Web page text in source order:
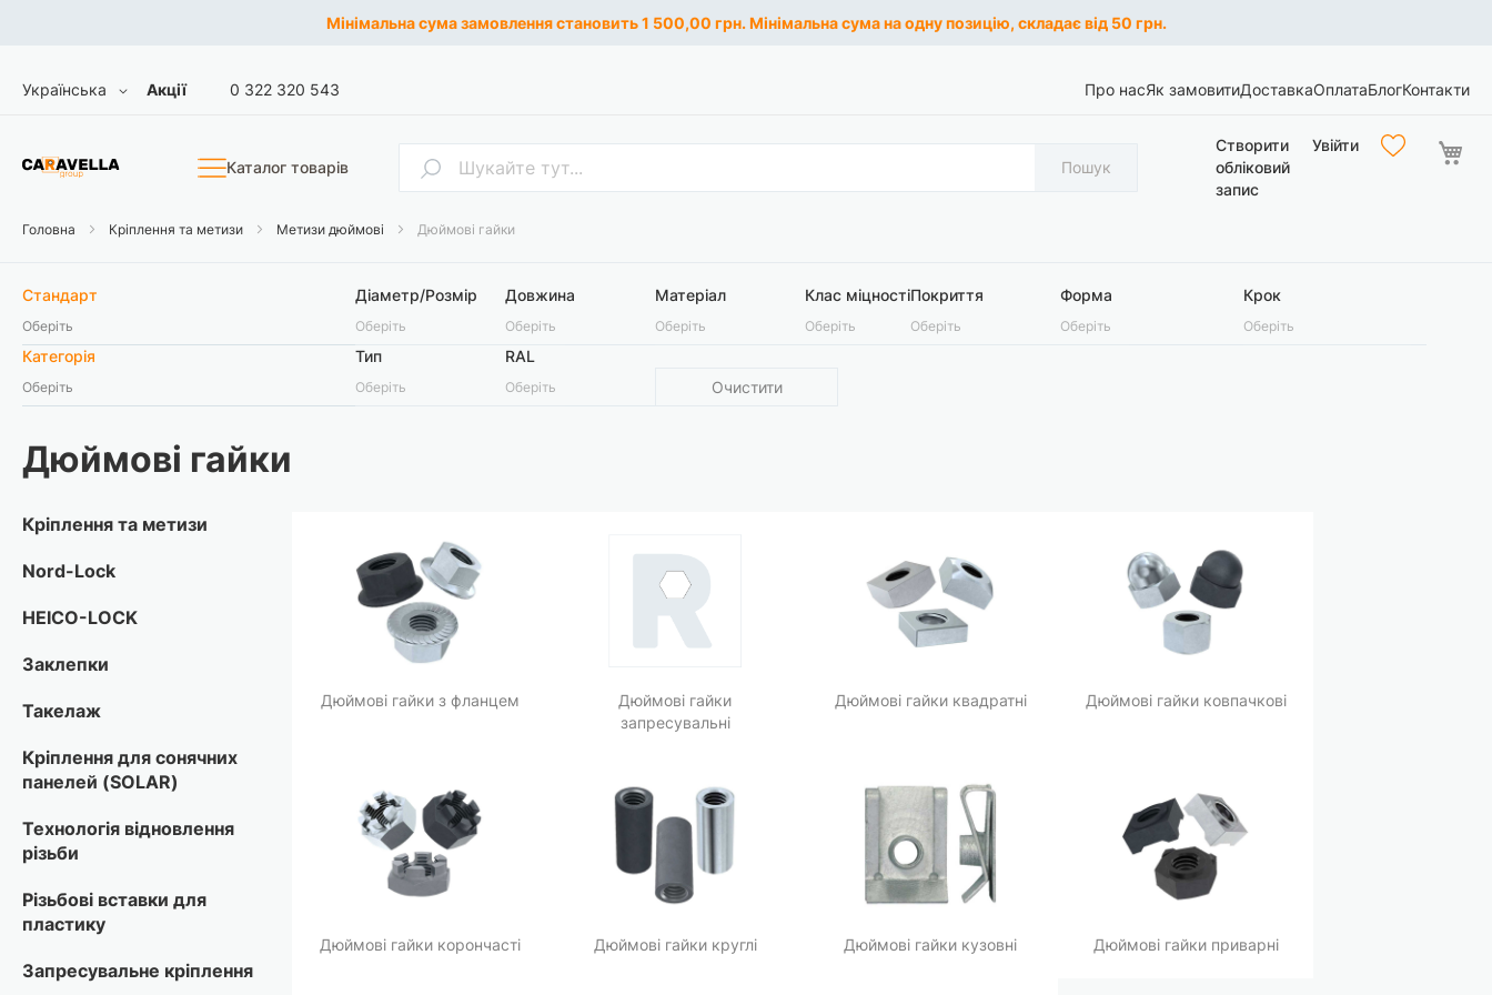
Мінімальна сума замовлення становить 1 500,00 грн. Мінімальна сума на одну позицію, складає від 50 грн.
Skip
Мова
Українська Акції 0 322 320 543 Про насЯк замовитиДоставкаОплатаБлогКонтакти
Каталог товарів Пошук Пошук
Створити
обліковий
запис
Увійти
Головна Кріплення та метизи Метизи дюймові Дюймові гайки
Стандарт
Оберіть
Категорія
Оберіть
Діаметр/Розмір
Оберіть
Довжина
Оберіть
Матеріал
Оберіть
Клас міцності
Оберіть
Покриття
Оберіть
Форма
Оберіть
Крок
Оберіть
Тип
Оберіть
RAL
Оберіть Очистити
Дюймові гайки
Дюймові гайки з фланцем
Дюймові гайки
запресувальні
Дюймові гайки квадратні Дюймові гайки ковпачкові
Дюймові гайки корончасті Дюймові гайки круглі Дюймові гайки кузовні Дюймові гайки приварні
Кріплення та метизи
Nord-Lock
HEICO-LOCK
Заклепки
Такелаж
Кріплення для сонячних
панелей (SOLAR)
Технологія відновлення
різьби
Різьбові вставки для
пластику
Запресувальне кріплення